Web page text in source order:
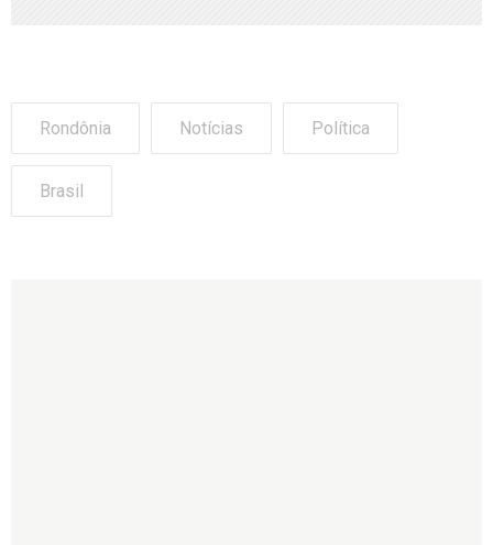
Rondônia Notícias Política
Brasil